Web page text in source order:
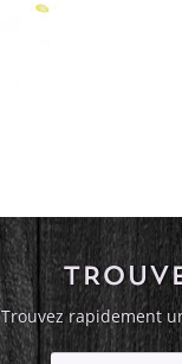
Trouvez rapidement